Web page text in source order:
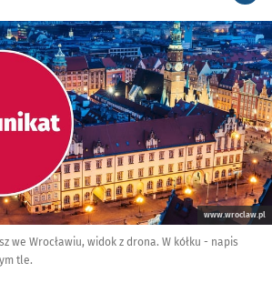
www.wroclaw.pl
we Wrocławiu, widok z drona. W kółku - napis
tle.